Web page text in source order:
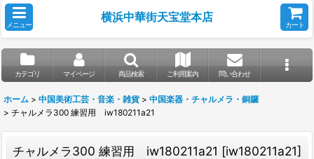
メニュー
横浜中華街天宝堂本店
カート
カテゴリ マイページ 商品検索 ご利用案内 問い合わせ
ホーム > 中国美術工芸・音楽・雑貨 > 中国楽器・チャルメラ・銅鑼
> チャルメラ300 練習用 iw180211a21
チャルメラ300 練習用 iw180211a21 [iw180211a21]